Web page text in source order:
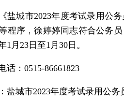
盐城市2023年度考试录用公
等程序，徐婷婷同志符合公务
1月23日至1月30日。
话：0515-86661823
盐城市2023年度考试录用公